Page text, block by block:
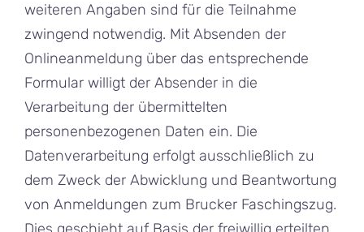
weiteren Angaben sind für die Teilnahme
zwingend notwendig. Mit Absenden der
Onlineanmeldung über das entsprechende
Formular willigt der Absender in die
Verarbeitung der übermittelten
personenbezogenen Daten ein. Die
Datenverarbeitung erfolgt ausschließlich zu
dem Zweck der Abwicklung und Beantwortung
von Anmeldungen zum Brucker Faschingszug.